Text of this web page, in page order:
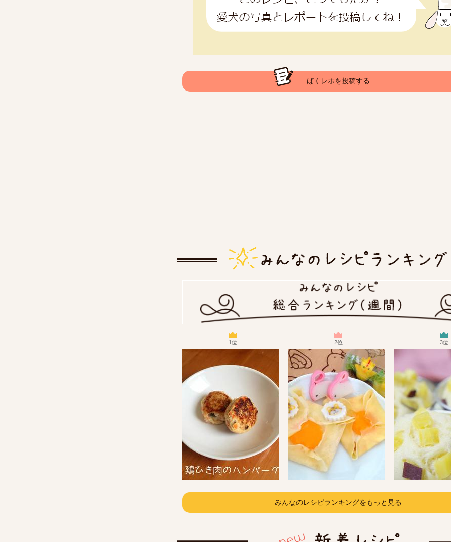
ばくレポを投稿する
1位 2位 3位
みんなのレシピランキングをもっと見る